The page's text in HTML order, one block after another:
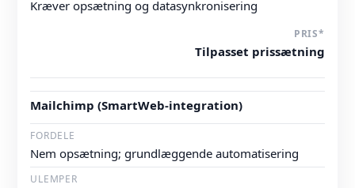
Kræver opsætning og datasynkronisering
Tilpasset prissætning
Mailchimp (SmartWeb-integration)
Nem opsætning; grundlæggende automatisering